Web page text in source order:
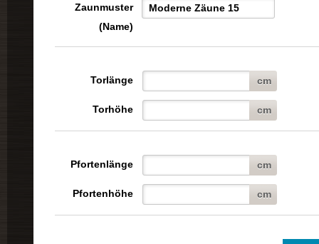
Zaunmuster
(Name)
Torlänge cm
Torhöhe cm
Pfortenlänge cm
Pfortenhöhe cm